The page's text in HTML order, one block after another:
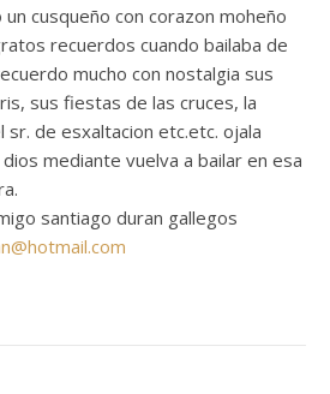
cusqueño con corazon moheño
recuerdos cuando bailaba de
mucho con nostalgia sus
sus fiestas de las cruces, la
sr. de esxaltacion etc.etc. ojala
dios mediante vuelva a bailar en esa
santiago duran gallegos